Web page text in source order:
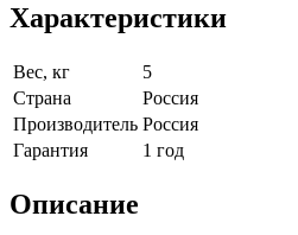
Характеристики
Вес, кг
5
Страна
Россия
Производитель Россия
Гарантия
1 год
Описание